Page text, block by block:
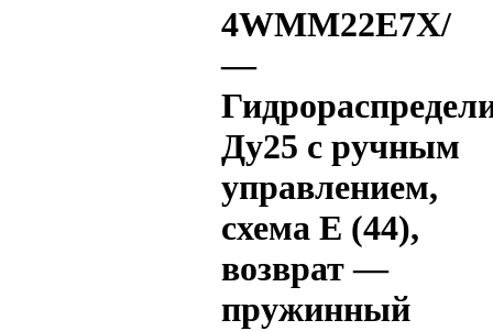
4WMM22E7X/
—
Ду25 с ручным
управлением,
схема E (44),
возврат —
пружинный